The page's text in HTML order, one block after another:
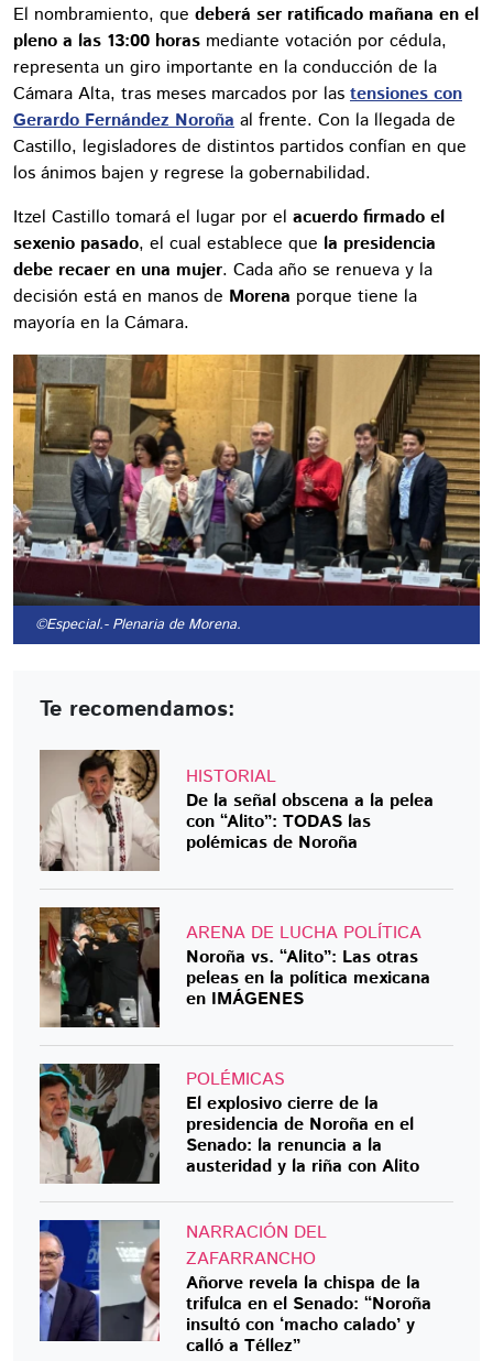
El nombramiento, que deberá ser ratificado mañana en el
pleno a las 13:00 horas mediante votación por cédula,
representa un giro importante en la conducción de la
Cámara Alta, tras meses marcados por las tensiones con
Gerardo Fernández Noroña al frente. Con la llegada de
Castillo, legisladores de distintos partidos confían en que
los ánimos bajen y regrese la gobernabilidad.
Itzel Castillo tomará el lugar por el acuerdo firmado el
sexenio pasado, el cual establece que la presidencia
debe recaer en una mujer. Cada año se renueva y la
decisión está en manos de Morena porque tiene la
mayoría en la Cámara.
©Especial.- Plenaria de Morena.
Te recomendamos:
HISTORIAL
De la señal obscena a la pelea
con “Alito”: TODAS las
polémicas de Noroña
ARENA DE LUCHA POLÍTICA
Noroña vs. “Alito”: Las otras
peleas en la política mexicana
en IMÁGENES
POLÉMICAS
El explosivo cierre de la
presidencia de Noroña en el
Senado: la renuncia a la
austeridad y la riña con Alito
NARRACIÓN DEL
ZAFARRANCHO
Añorve revela la chispa de la
trifulca en el Senado: “Noroña
insultó con ‘macho calado’ y
calló a Téllez”